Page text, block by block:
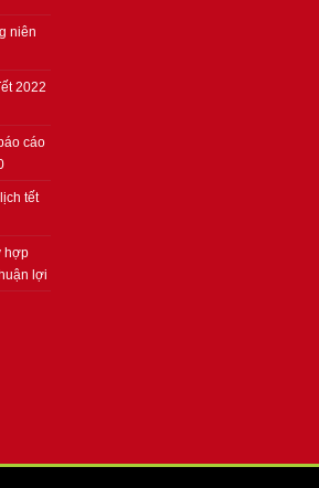
niên
2022
cáo
tết
hợp
lợi